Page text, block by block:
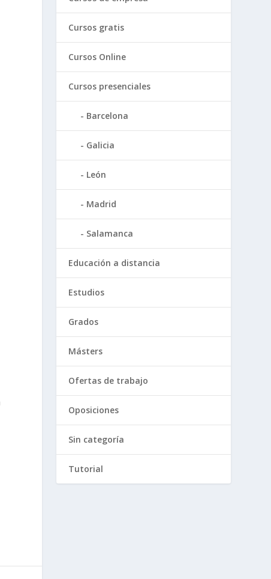
Cursos gratis
Cursos Online
Cursos presenciales
Barcelona
Galicia
León
Madrid
Salamanca
Educación a distancia
Estudios
Grados
Másters
Ofertas de trabajo
Oposiciones
Sin categoría
Tutorial